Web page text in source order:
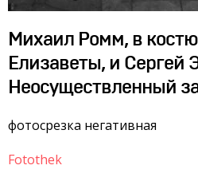
Михаил Ромм, в
Елизаветы, и Сергей
Неосуществленный
фотосрезка негативная
Fotothek